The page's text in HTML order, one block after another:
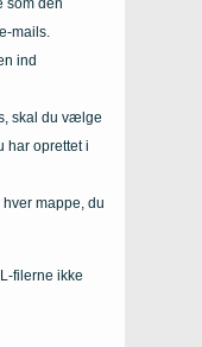
som den
mails.
ind
skal du vælge
har oprettet i
mappe, du
filerne ikke